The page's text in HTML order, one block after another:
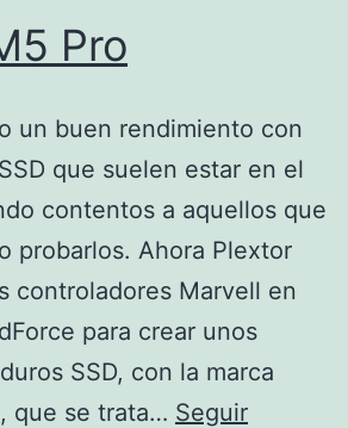
Pro
un buen rendimiento con
que suelen estar en el
contentos a aquellos que
probarlos. Ahora Plextor
controladores Marvell en
para crear unos
SSD, con la marca
que se trata… Seguir